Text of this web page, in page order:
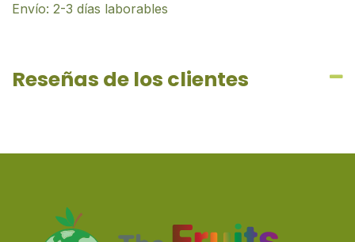
Envío: 2-3 días laborables
Reseñas de los clientes